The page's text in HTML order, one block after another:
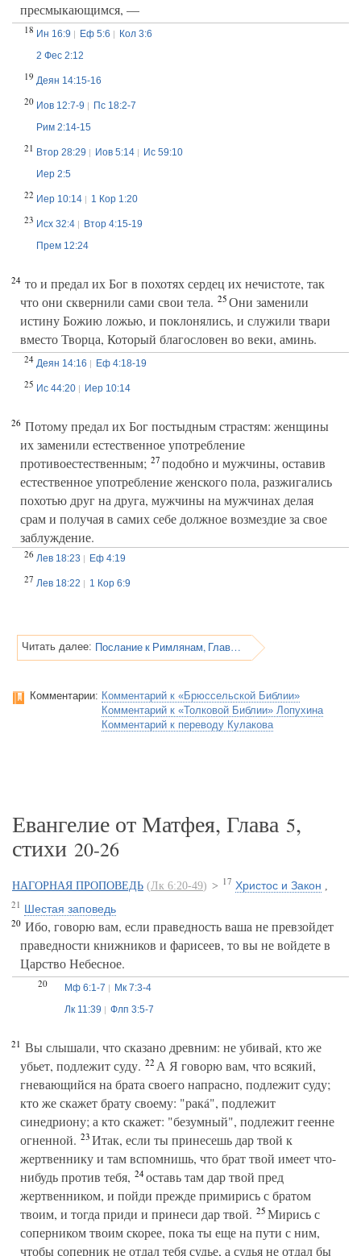
пресмыкающимся, —
18 Ин 16:9 Еф 5:6
Кол 3:6
2 Фес 2:12
19 Деян 14:15-16
20 Иов 12:7-9
Пс 18:2-7
Рим 2:14-15
21 Втор 28:29 Иов 5:14
Ис 59:10
Иер 2:5
22 Иер 10:14 1 Кор 1:20
23 Исх 32:4
Втор 4:15-19
Прем 12:24
24 то и предал их Бог в похотях сердец их нечистоте, так
что они сквернили сами свои тела. 25Они заменили
истину Божию ложью, и поклонялись, и служили твари
вместо Творца, Который благословен во веки, аминь.
24 Деян 14:16 Еф 4:18-19
25 Ис 44:20 Иер 10:14
26 Потому предал их Бог постыдным страстям: женщины
их заменили естественное употребление
противоестественным; 27подобно и мужчины, оставив
естественное употребление женского пола, разжигались
похотью друг на друга, мужчины на мужчинах делая
срам и получая в самих себе должное возмездие за свое
заблуждение.
26 Лев 18:23 Еф 4:19
27 Лев 18:22 1 Кор 6:9
Читать далее: Послание к Римлянам, Глава 1
Комментарии: Комментарий к «Брюссельской Библии»
Комментарий к «Толковой Библии» Лопухина
Комментарий к переводу Кулакова
Евангелие от Матфея, Глава 5,
стихи 20-26
НАГОРНАЯ ПРОПОВЕДЬ (Лк 6:20-49) > 17 Христос и Закон
21 Шестая заповедь
20 Ибо, говорю вам, если праведность ваша не превзойдет
праведности книжников и фарисеев, то вы не войдете в
Царство Небесное.
20 Мф 6:1-7
Мк 7:3-4
Лк 11:39
Флп 3:5-7
21 Вы слышали, что сказано древним: не убивай, кто же
убьет, подлежит суду. 22А Я говорю вам, что всякий,
гневающийся на брата своего напрасно, подлежит суду;
кто же скажет брату своему: "ракá", подлежит
синедриону; а кто скажет: "безумный", подлежит геенне
огненной. 23Итак, если ты принесешь дар твой к
жертвеннику и там вспомнишь, что брат твой имеет что-
нибудь против тебя, 24оставь там дар твой пред
жертвенником, и пойди прежде примирись с братом
твоим, и тогда приди и принеси дар твой. 25Мирись с
соперником твоим скорее, пока ты еще на пути с ним,
чтобы соперник не отдал тебя судье, а судья не отдал бы